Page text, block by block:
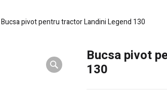
Bucsa pivot pentru tractor Landini Legend 130
Bucsa pivot
130